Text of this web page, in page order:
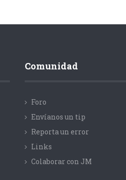
Comunidad
Foro
Envíanos un tip
Reporta un error
Links
Colaborar con JM